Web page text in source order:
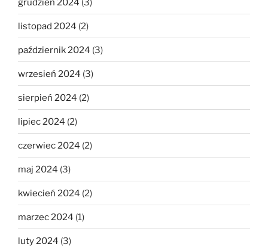
grudzień 2024 (3)
listopad 2024 (2)
październik 2024 (3)
wrzesień 2024 (3)
sierpień 2024 (2)
lipiec 2024 (2)
czerwiec 2024 (2)
maj 2024 (3)
kwiecień 2024 (2)
marzec 2024 (1)
luty 2024 (3)